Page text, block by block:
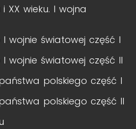
i XX wieku. I wojna
wojnie światowej część I
wojnie światowej część II
polskiego część I
polskiego część II